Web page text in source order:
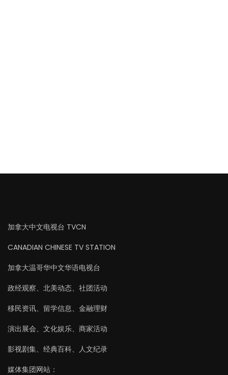
加拿大中文电视台 TVCN
CANADIAN CHINESE TV STATION
加拿大温哥华中文华语电视台
政经观察、北美动态、社团活动
移民资讯、留学信息、金融理财
演出展会、文化娱乐、商家活动
影视剧集、经典百科、人文纪录
媒体集团网站：